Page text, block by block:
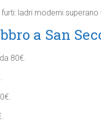
ladri moderni
a San
da 80€.